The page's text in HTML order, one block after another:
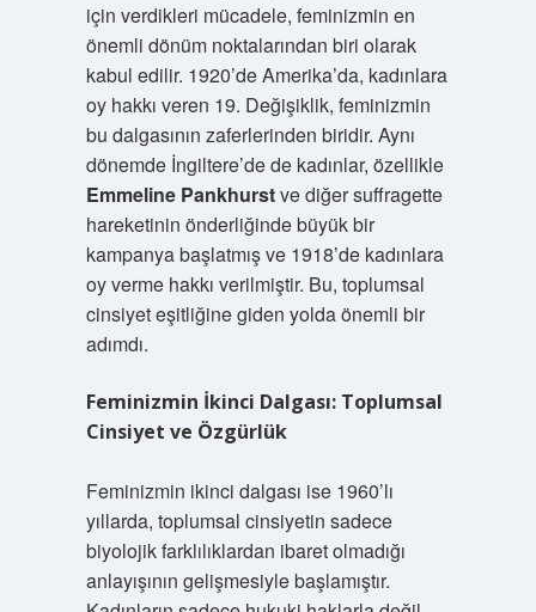
için verdikleri mücadele, feminizmin en
önemli dönüm noktalarından biri olarak
kabul edilir. 1920’de Amerika’da, kadınlara
oy hakkı veren 19. Değişiklik, feminizmin
bu dalgasının zaferlerinden biridir. Aynı
dönemde İngiltere’de de kadınlar, özellikle
Emmeline Pankhurstve diğer suffragette
hareketinin önderliğinde büyük bir
kampanya başlatmış ve 1918’de kadınlara
oy verme hakkı verilmiştir. Bu, toplumsal
cinsiyet eşitliğine giden yolda önemli bir
adımdı.
Feminizmin İkinci Dalgası: Toplumsal
Cinsiyet ve Özgürlük
Feminizmin ikinci dalgası ise 1960’lı
yıllarda, toplumsal cinsiyetin sadece
biyolojik farklılıklardan ibaret olmadığı
anlayışının gelişmesiyle başlamıştır.